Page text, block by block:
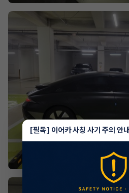
[필독] 이어카 사칭 사기 주의 안내